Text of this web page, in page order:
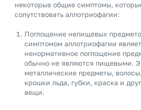
некоторые общие симптомы,
сопутствовать аллотриофагии:
Поглощение непищевых
симптомом аллотриофагии
ненормативное поглощение
обычно не являются пищевыми.
металлические предметы,
крошки льда, губки, краска и
вещи.